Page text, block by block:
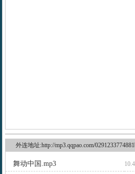
外连地址:http://mp3.qqpao.com/
舞动中国.mp3